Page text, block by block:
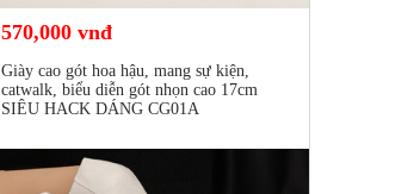
570,000 vnđ
Giày cao gót hoa hậu, mang sự kiện,
catwalk, biểu diễn gót nhọn cao 17cm
SIÊU HACK DÁNG CG01A